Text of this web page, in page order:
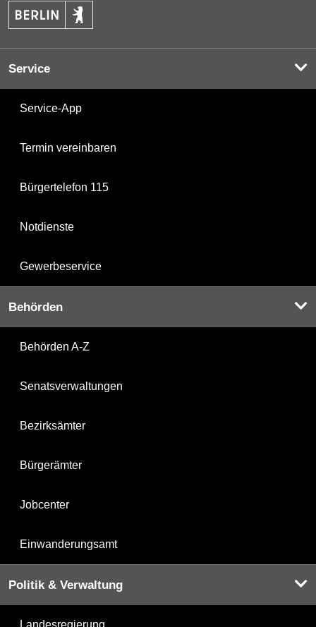
Service
Service-App
Termin vereinbaren
Bürgertelefon 115
Notdienste
Gewerbeservice
Behörden
Behörden A-Z
Senatsverwaltungen
Bezirksämter
Bürgerämter
Jobcenter
Einwanderungsamt
Politik & Verwaltung
Landesregierung